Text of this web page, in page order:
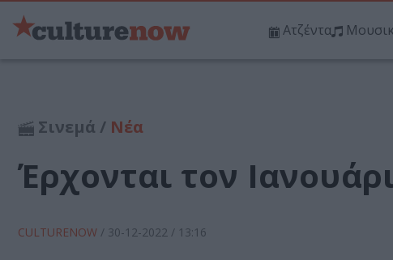
Ατζέντα
Σινεμά / Νέα
Έρχονται τον
CULTURENOW / 30-12-2022 / 13:16